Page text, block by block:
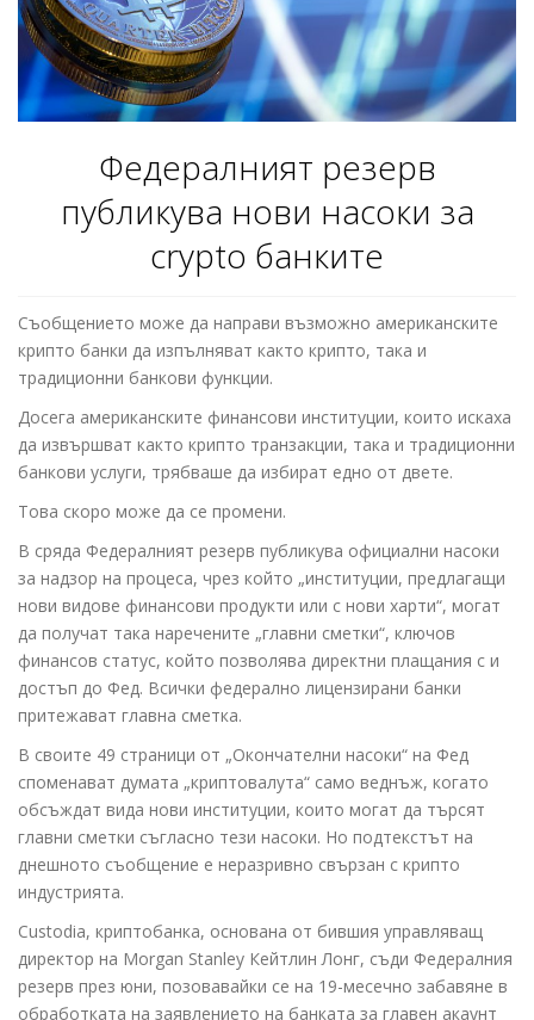
Федералният резерв
публикува нови насоки за
crypto банките
Съобщението може да направи възможно американските
крипто банки да изпълняват както крипто, така и
традиционни банкови функции.
Досега американските финансови институции, които искаха
да извършват както крипто транзакции, така и традиционни
банкови услуги, трябваше да избират едно от двете.
Това скоро може да се промени.
В сряда Федералният резерв публикува официални насоки
за надзор на процеса, чрез който „институции, предлагащи
нови видове финансови продукти или с нови харти“, могат
да получат така наречените „главни сметки“, ключов
финансов статус, който позволява директни плащания с и
достъп до Фед. Всички федерално лицензирани банки
притежават главна сметка.
В своите 49 страници от „Окончателни насоки“ на Фед
споменават думата „криптовалута“ само веднъж, когато
обсъждат вида нови институции, които могат да търсят
главни сметки съгласно тези насоки. Но подтекстът на
днешното съобщение е неразривно свързан с крипто
индустрията.
Custodia, криптобанка, основана от бившия управляващ
директор на Morgan Stanley Кейтлин Лонг, съди Федералния
резерв през юни, позовавайки се на 19-месечно забавяне в
обработката на заявлението на банката за главен акаунт